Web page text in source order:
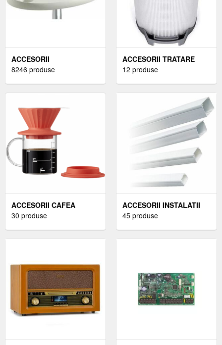
ACCESORII
8246 produse
ACCESORII TRATARE
AER
12 produse
ACCESORII CAFEA
30 produse
ACCESORII INSTALATII
ELECTRICE
45 produse